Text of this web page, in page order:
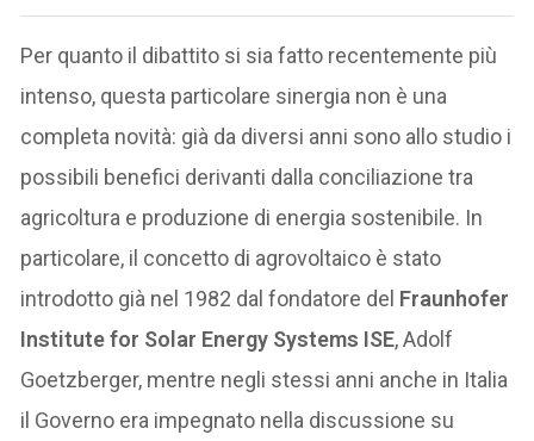
Per quanto il dibattito si sia fatto recentemente più
intenso, questa particolare sinergia non è una
completa novità: già da diversi anni sono allo studio i
possibili benefici derivanti dalla conciliazione tra
agricoltura e produzione di energia sostenibile. In
particolare, il concetto di agrovoltaico è stato
introdotto già nel 1982 dal fondatore del Fraunhofer
Institute for Solar Energy Systems ISE, Adolf
Goetzberger, mentre negli stessi anni anche in Italia
il Governo era impegnato nella discussione su